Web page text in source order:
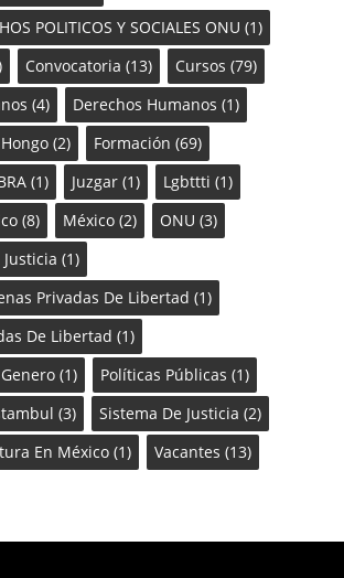
POLITICOS Y SOCIALES ONU (1)
Convocatoria (13) Cursos (79)
(4) Derechos Humanos (1)
(2) Formación (69)
(1) Juzgar(1) Lgbttti (1)
(8) México(2) ONU (3)
(1)
Privadas De Libertad (1)
De Libertad (1)
(1) Políticas Públicas (1)
(3) Sistema De Justicia (2)
En México(1) Vacantes (13)